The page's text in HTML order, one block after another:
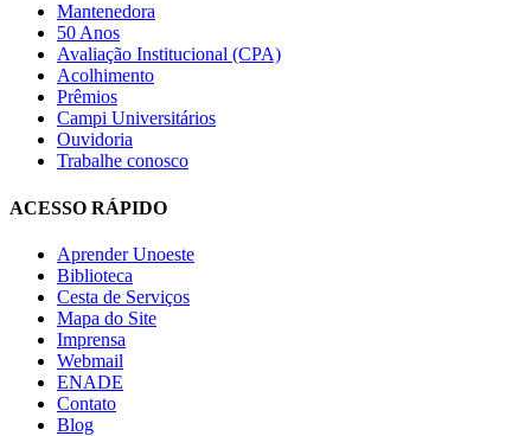
Mantenedora
50 Anos
Avaliação Institucional (CPA)
Acolhimento
Prêmios
Campi Universitários
Ouvidoria
Trabalhe conosco
ACESSO RÁPIDO
Aprender Unoeste
Biblioteca
Cesta de Serviços
Mapa do Site
Imprensa
Webmail
ENADE
Contato
Blog